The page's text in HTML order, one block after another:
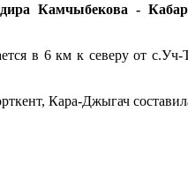
Камчыбекова -
в 6 км к северу от
Кара-Джыгач